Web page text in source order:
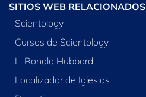
SITIOS WEB RELACIONADOS
Scientology
Cursos de Scientology
L. Ronald Hubbard
Localizador de Iglesias